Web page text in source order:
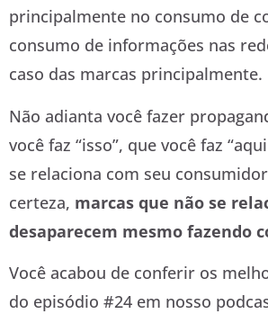
principalmente no consumo de
consumo de informações nas
caso das marcas principalmente.
Não adianta você fazer
você faz “isso”, que você faz
se relaciona com seu
certeza, marcas que não se
desaparecem mesmo fazendo
Você acabou de conferir os
do episódio #24 em nosso